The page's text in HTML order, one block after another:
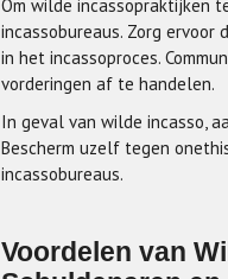
Om wilde incassopraktijken
incassobureaus. Zorg
in het incassoproces.
vorderingen af te handelen.
In geval van wilde incasso,
Bescherm uzelf tegen
incassobureaus.
Voordelen van